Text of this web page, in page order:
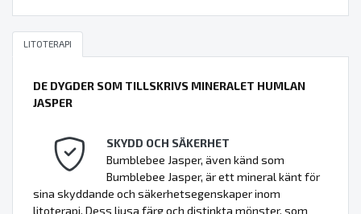
LITOTERAPI
DE DYGDER SOM TILLSKRIVS MINERALET HUMLAN
JASPER
SKYDD OCH SÄKERHET
Bumblebee Jasper, även känd som
Bumblebee Jasper, är ett mineral känt för
sina skyddande och säkerhetsegenskaper inom
litoterapi. Dess ljusa färg och distinkta mönster, som